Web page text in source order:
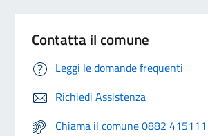
Contatta il comune
Leggi le domande frequenti
Richiedi Assistenza
Chiama il comune 0882 415111